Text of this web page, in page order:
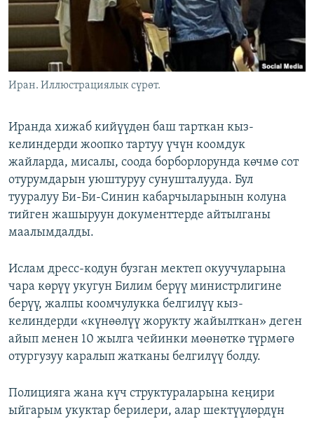
ЭЕ/АРнун бардык сайттары
Иран. Иллюстрациялык сүрөт.
Иранда хижаб кийүүдөн баш тарткан кыз-
келиндерди жоопко тартуу үчүн коомдук
жайларда, мисалы, соода борборлорунда көчмө сот
отурумдарын уюштуруу сунушталууда. Бул
тууралуу Би-Би-Синин кабарчыларынын колуна
тийген жашыруун документтерде айтылганы
маалымдалды.
Ислам дресс-кодун бузган мектеп окуучуларына
чара көрүү укугун Билим берүү министрлигине
берүү, жалпы коомчулукка белгилүү кыз-
келиндерди «күнөөлүү жорукту жайылткан» деген
айып менен 10 жылга чейинки мөөнөткө түрмөгө
отургузуу каралып жатканы белгилүү болду.
Полицияга жана күч структураларына кеңири
ыйгарым укуктар берилери, алар шектүүлөрдүн